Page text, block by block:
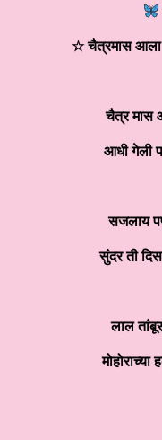
☆चैत्रमास
चैत्र मास
आधी गेली
सजलाय
सुंदर ती
लाल